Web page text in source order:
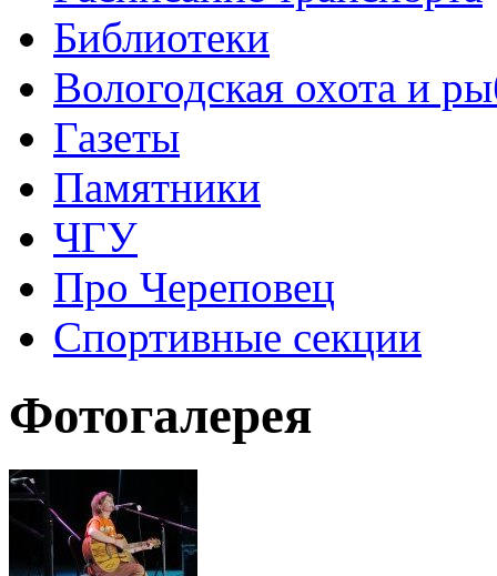
Библиотеки
Вологодская охота и
Газеты
Памятники
ЧГУ
Про Череповец
Спортивные секции
Фотогалерея